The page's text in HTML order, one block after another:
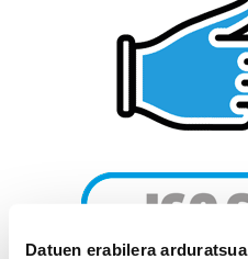
Datuen erabilera arduratsua